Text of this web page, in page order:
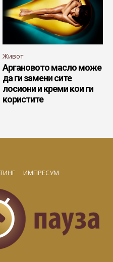
Живот
Аргановото масло може
да ги замени сите
лосиони и креми кои ги
користите
ИМПРЕСУМ